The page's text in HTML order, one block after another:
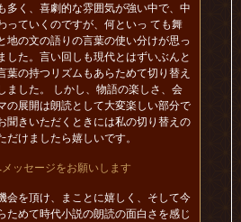
多く、喜劇的な雰囲気が強い中で、中
っていくのですが、何といっ ても舞
地の文の語りの言葉の使い分けが思っ
した。言い回しも現代とはずいぶんと
葉の持つリズムもあらためて切り替え
ました。 しかし、物語の楽しさ、会
の展開は朗読として大変楽しい部分で
聞きいただくときには私の切り替えの
けましたら嬉しいです。
ッセージをお願いします
会を頂け、まことに嬉しく、そして今
ためて時代小説の朗読の面白さを感じ